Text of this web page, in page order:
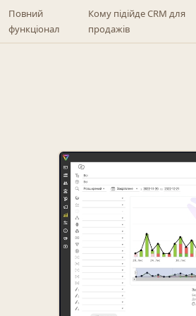
Повний
функціонал
Кому підійде CRM для
продажів